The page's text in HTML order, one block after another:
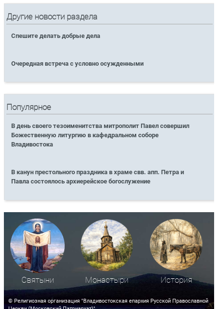
Другие новости раздела
Спешите делать добрые дела
Очередная встреча с условно осужденными
Популярное
В день своего тезоименитства митрополит Павел совершил
Божественную литургию в кафедральном соборе
Владивостока
В канун престольного праздника в храме свв. апп. Петра и
Павла состоялось архиерейское богослужение
Святыни Монастыри История
© Религиозная организация "Владивостокская епархия Русской Православной